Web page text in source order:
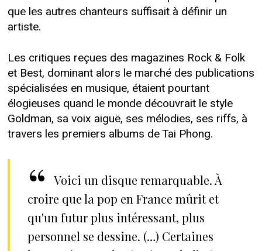
que les autres chanteurs suffisait à définir un
artiste.
Les critiques reçues des magazines Rock & Folk
et Best, dominant alors le marché des publications
spécialisées en musique, étaient pourtant
élogieuses quand le monde découvrait le style
Goldman, sa voix aiguë, ses mélodies, ses riffs, à
travers les premiers albums de Tai Phong.
Voici un disque remarquable. À
croire que la pop en France mûrit et
qu'un futur plus intéressant, plus
personnel se dessine. (…) Certaines